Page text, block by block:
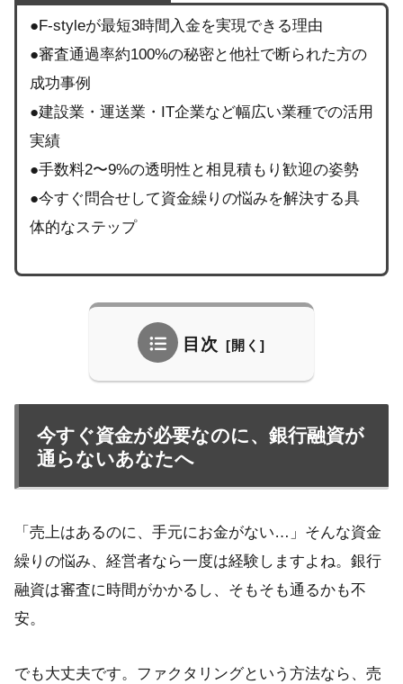
●F-styleが最短3時間入金を実現できる理由
●審査通過率約100%の秘密と他社で断られた方の
成功事例
●建設業・運送業・IT企業など幅広い業種での活用
実績
●手数料2〜9%の透明性と相見積もり歓迎の姿勢
●今すぐ問合せして資金繰りの悩みを解決する具
体的なステップ
目次
今すぐ資金が必要なのに、銀行融資が
通らないあなたへ
「売上はあるのに、手元にお金がない…」そんな資金
繰りの悩み、経営者なら一度は経験しますよね。銀行
融資は審査に時間がかかるし、そもそも通るかも不
安。
でも大丈夫です。ファクタリングという方法なら、売